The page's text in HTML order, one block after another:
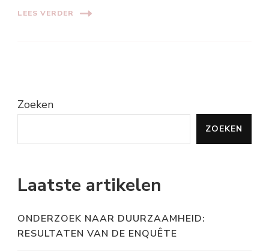
LEES VERDER
Zoeken
ZOEKEN
Laatste artikelen
ONDERZOEK NAAR DUURZAAMHEID:
RESULTATEN VAN DE ENQUÊTE